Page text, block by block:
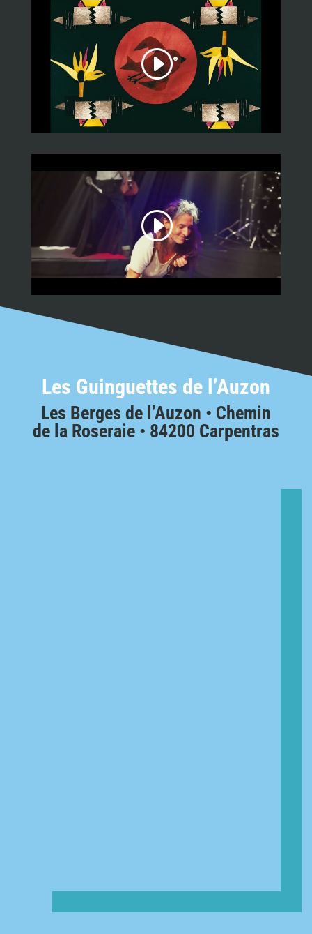
Les Guinguettes de l’Auzon
Les Berges de l’Auzon • Chemin
de la Roseraie • 84200 Carpentras